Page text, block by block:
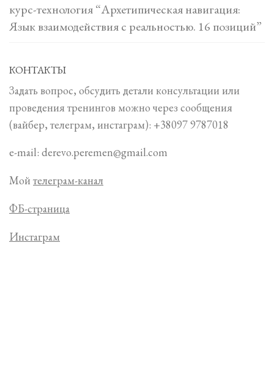
курс-технология “Архетипическая навигация:
Язык взаимодействия с реальностью. 16 позиций”
КОНТАКТЫ
Задать вопрос, обсудить детали консультации или
проведения тренингов можно через сообщения
(вайбер, телеграм, инстаграм): +38097 9787018
e-mail: derevo.peremen@gmail.com
Мой телеграм-канал
ФБ-страница
Инстаграм